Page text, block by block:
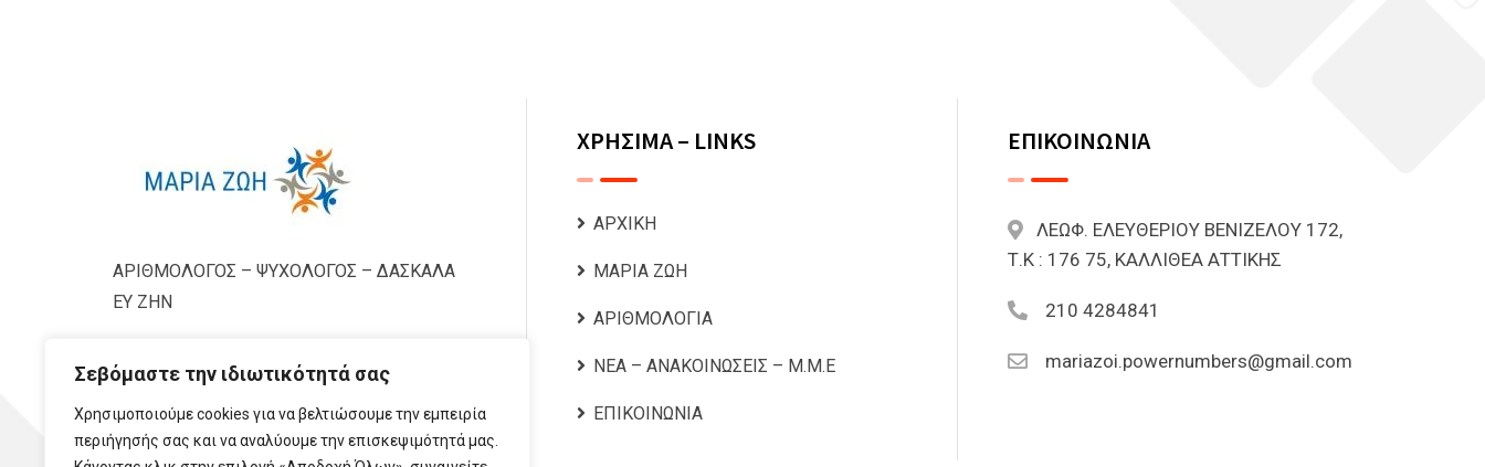
Σεβόμαστε την ιδιωτικότητά σας
Χρησιμοποιούμε cookies για να βελτιώσουμε την εμπειρία
περιήγησής σας και να αναλύουμε την επισκεψιμότητά μας.
ΑΡΙΘΜΟΛΟΓΟΣ – ΨΥΧΟΛΟΓΟΣ – ΔΑΣΚΑΛΑ
ΕΥ ΖΗΝ
ΧΡΗΣΙΜΑ – LINKS
ΑΡΧΙΚΗ
ΜΑΡΙΑ ΖΩΗ
ΑΡΙΘΜΟΛΟΓΙΑ
ΝΕΑ – ΑΝΑΚΟΙΝΩΣΕΙΣ – Μ.Μ.Ε
ΕΠΙΚΟΙΝΩΝΙΑ
ΕΠΙΚΟΙΝΩΝΙΑ
ΛΕΩΦ. ΕΛΕΥΘΕΡΙΟΥ ΒΕΝΙΖΕΛΟΥ 172,
Τ.Κ : 176 75, ΚΑΛΛΙΘΕΑ ΑΤΤΙΚΗΣ
210 4284841
mariazoi.powernumbers@gmail.com